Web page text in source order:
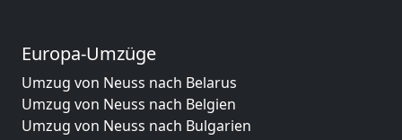
Europa-Umzüge
Umzug von Neuss nach Belarus
Umzug von Neuss nach Belgien
Umzug von Neuss nach Bulgarien